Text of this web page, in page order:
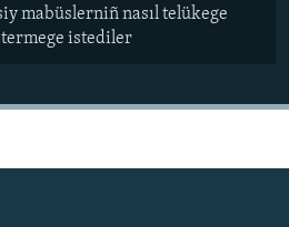
mabüslerniñ nasıl telükege
istediler